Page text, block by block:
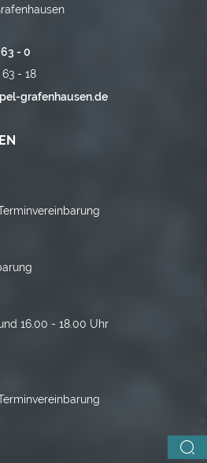
- 0
- 18
grafenhausen.de
16.00 - 18.00 Uhr